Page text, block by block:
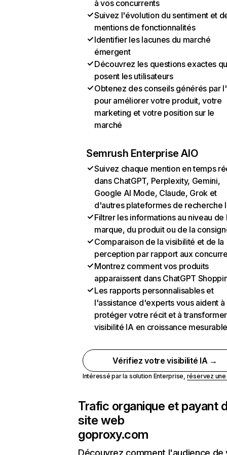
à vos concurrents
Suivez l'évolution du sentiment et
mentions de fonctionnalités
Identifier les lacunes du marché
émergent
Découvrez les questions exactes
posent les utilisateurs
Obtenez des conseils générés par
pour améliorer votre produit, votre
marketing et votre position sur le
marché
Semrush Enterprise AIO
Suivez chaque mention en temps
dans ChatGPT, Perplexity, Gemini,
Google AI Mode, Claude, Grok et
d'autres plateformes de recherche
Filtrer les informations au niveau de
marque, du produit ou de la
Comparaison de la visibilité et de la
perception par rapport aux
Montrez comment vos produits
apparaissent dans ChatGPT
Les rapports personnalisables et
l'assistance d'experts vous aident à
protéger votre récit et à
visibilité IA en croissance
Vérifiez votre visibilité IA →
Intéressé par la solution Enterprise, réservez
Trafic organique et payant
site web
goproxy.com
Découvrez comment l'audience de